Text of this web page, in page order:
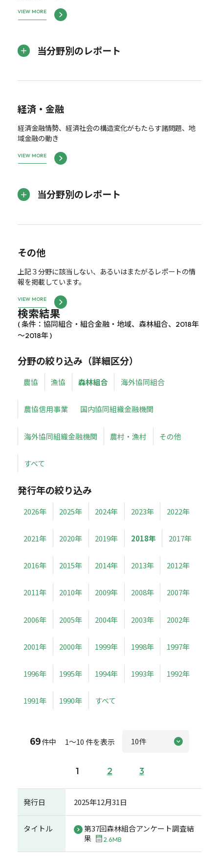
VIEW MORE
当分野別のレポート
経済・金融
経済金融情勢、経済社会の構造変化がもたらす諸問題、地
域金融の動き
VIEW MORE
当分野別のレポート
その他
上記３分野に該当しない、あるいはまたがるレポートの情
報を掲載しています。
VIEW MORE
検索結果
( 条件：協同組合・組合金融・地域、森林組合、2018年
～2018年 )
分野の絞り込み（詳細区分）
農協 漁協 森林組合 海外協同組合
農協信用事業 国内協同組織金融機関
海外協同組織金融機関 農村・漁村 その他
すべて
発行年の絞り込み
2026年 2025年 2024年 2023年 2022年
2021年 2020年 2019年 2018年 2017年
2016年 2015年 2014年 2013年 2012年
2011年 2010年 2009年 2008年 2007年
2006年 2005年 2004年 2003年 2002年
2001年 2000年 1999年 1998年 1997年
1996年 1995年 1994年 1993年 1992年
1991年 1990年 すべて
69件中 1～10 件を表示
1 2 3
発行日 2025年12月31日
タイトル
第37回森林組合アンケート調査結
果
2.6MB